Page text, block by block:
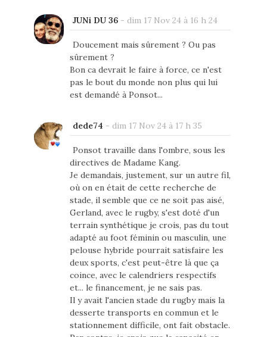
JUNi DU 36- dim 17 Nov 24 à 16 h 24
Doucement mais sûrement ? Ou pas
sûrement ?
Bon ca devrait le faire à force, ce n'est
pas le bout du monde non plus qui lui
est demandé à Ponsot...
dede74 - dim 17 Nov 24 à 17 h 35
Ponsot travaille dans l'ombre, sous les
directives de Madame Kang.
Je demandais, justement, sur un autre fil,
où on en était de cette recherche de
stade, il semble que ce ne soit pas aisé,
Gerland, avec le rugby, s'est doté d'un
terrain synthétique je crois, pas du tout
adapté au foot féminin ou masculin, une
pelouse hybride pourrait satisfaire les
deux sports, c'est peut-être là que ça
coince, avec le calendriers respectifs
et... le financement, je ne sais pas.
Il y avait l'ancien stade du rugby mais la
desserte transports en commun et le
stationnement difficile, ont fait obstacle.